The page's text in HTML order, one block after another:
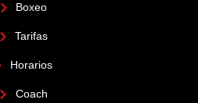
Boxeo
Tarifas
Horarios
Coach